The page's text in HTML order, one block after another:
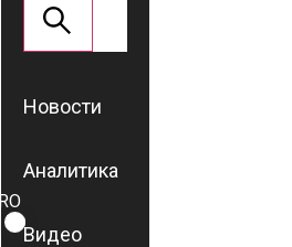
ROMÂNĂ
RU
Новости
Аналитика
Видео